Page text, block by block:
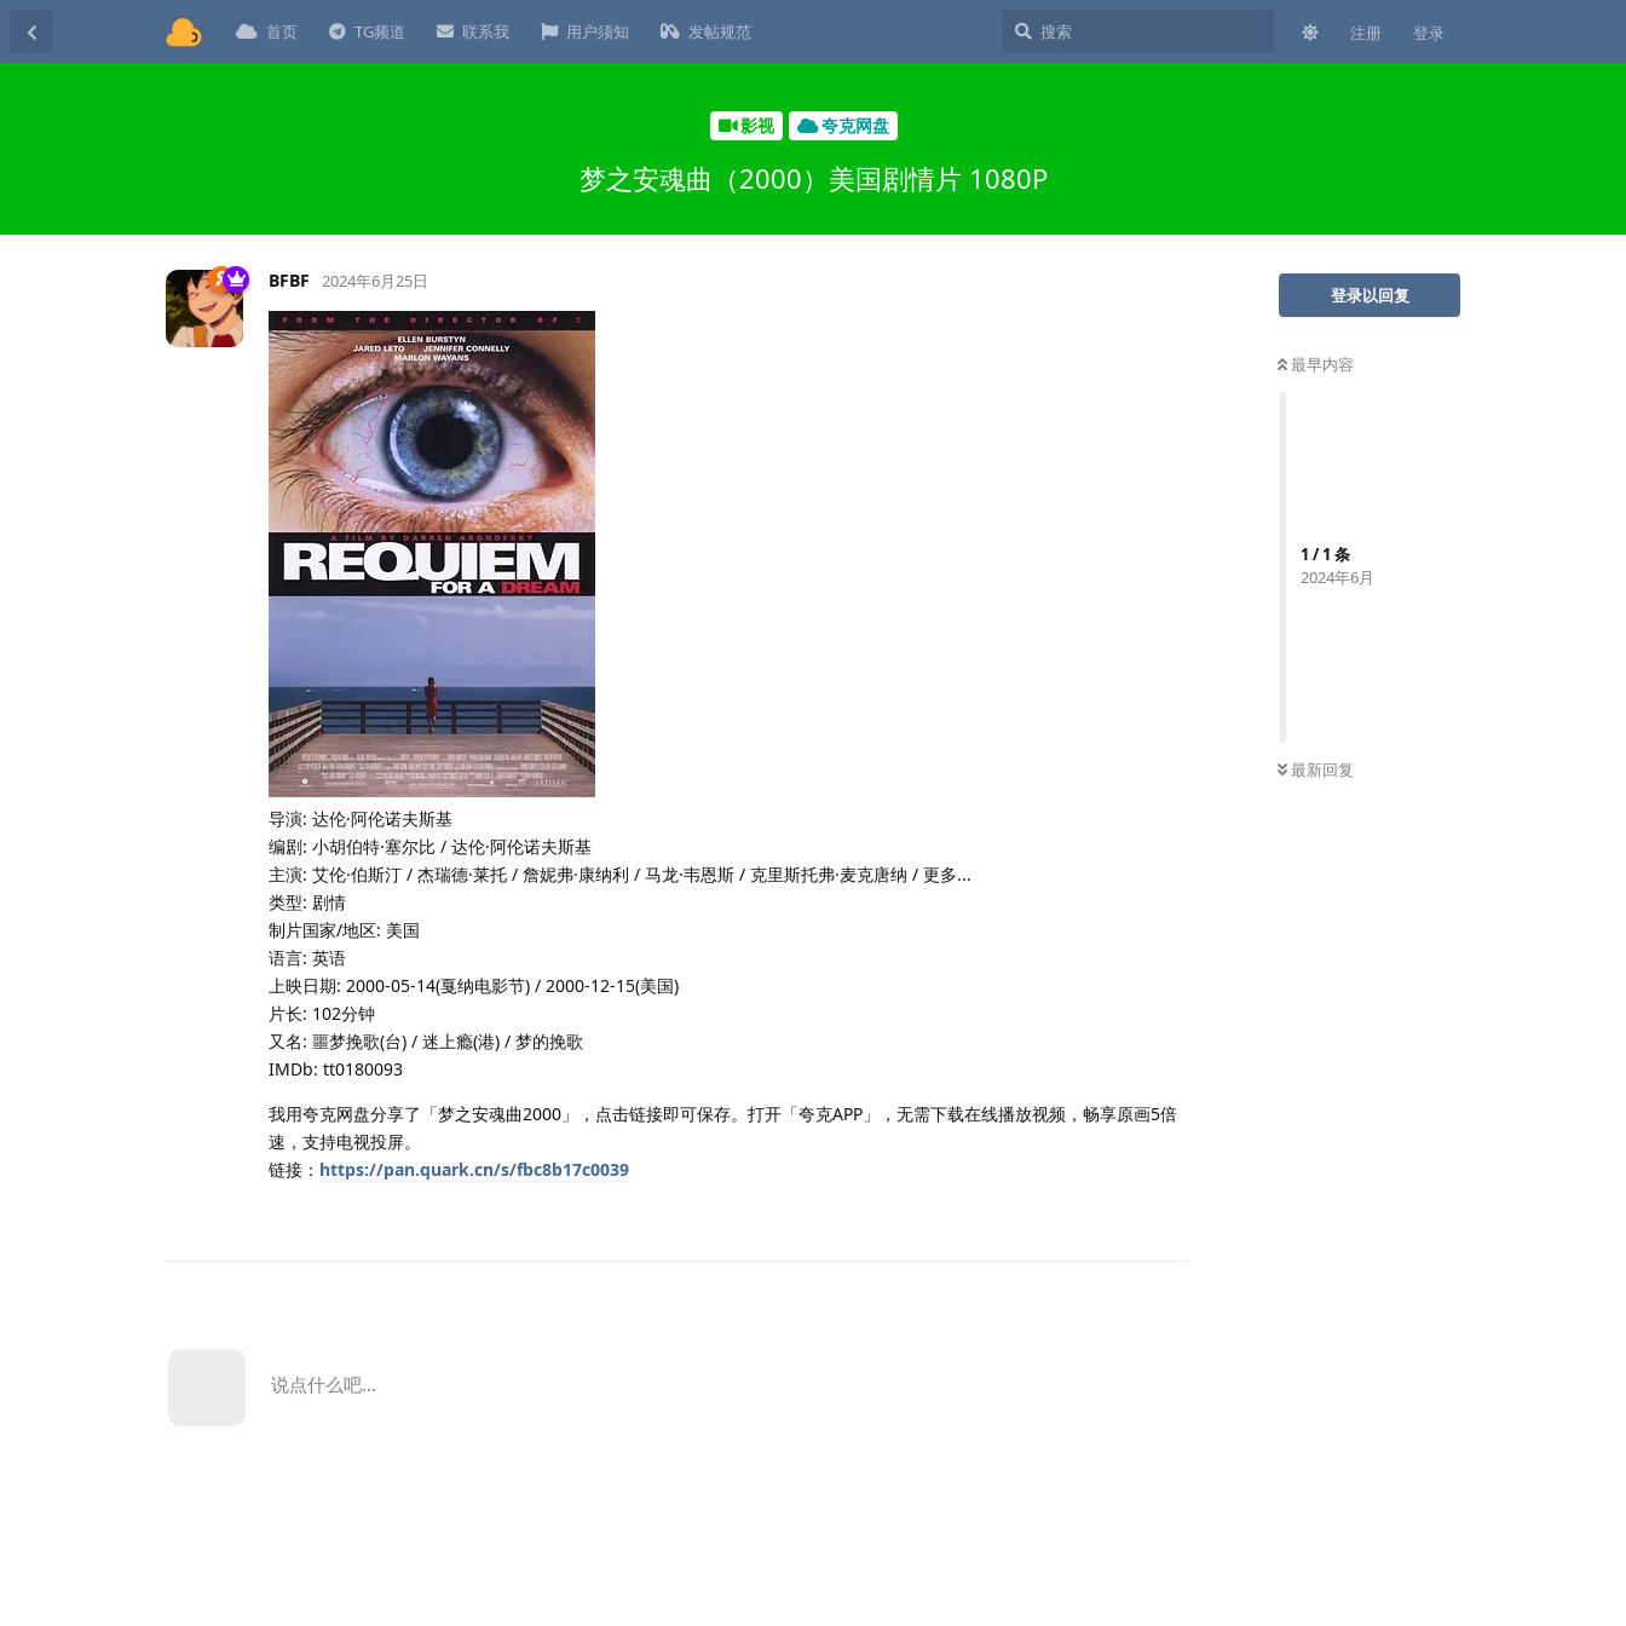
首页 TG频道 联系我 用户须知 发帖规范 注册 登录
影视 夸克网盘
梦之安魂曲（2000）美国剧情片 1080P
登录以回复
最早内容
1 /1 条
2024年6月
最新回复
BFBF 2024年6月25日
导演: 达伦·阿伦诺夫斯基
编剧: 小胡伯特·塞尔比 / 达伦·阿伦诺夫斯基
主演: 艾伦·伯斯汀 / 杰瑞德·莱托 / 詹妮弗·康纳利 / 马龙·韦恩斯 / 克里斯托弗·麦克唐纳 / 更多...
类型: 剧情
制片国家/地区: 美国
语言: 英语
上映日期: 2000-05-14(戛纳电影节) / 2000-12-15(美国)
片长: 102分钟
又名: 噩梦挽歌(台) / 迷上瘾(港) / 梦的挽歌
IMDb: tt0180093
我用夸克网盘分享了「梦之安魂曲2000」，点击链接即可保存。打开「夸克APP」，无需下载在线播放视频，畅享原画5倍
速，支持电视投屏。
链接： https://pan.quark.cn/s/fbc8b17c0039
说点什么吧...